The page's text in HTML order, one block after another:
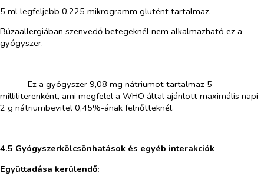
5 ml legfeljebb 0,225 mikrogramm glutént tartalmaz.
Búzaallergiában szenvedő betegeknél nem alkalmazható ez a
gyógyszer.
Ez a gyógyszer 9,08 mg nátriumot tartalmaz 5
milliliterenként, ami megfelel a WHO által ajánlott maximális napi
2 g nátriumbevitel 0,45%-ának felnőtteknél.
4.5 Gyógyszerkölcsönhatások és egyéb interakciók
Együttadása kerülendő: